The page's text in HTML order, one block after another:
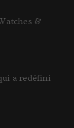
&
a redéfini